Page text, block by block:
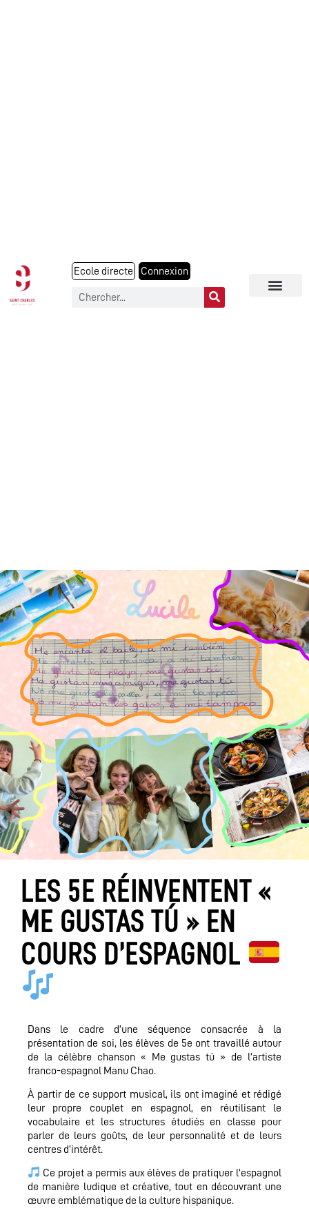
Ecole directe Connexion
LES 5E RÉINVENTENT «
ME GUSTAS TÚ » EN
COURS D’ESPAGNOL
Dans le cadre d’une séquence consacrée à la
présentation de soi, les élèves de 5e ont travaillé autour
de la célèbre chanson « Me gustas tú » de l’artiste
franco-espagnol Manu Chao.
À partir de ce support musical, ils ont imaginé et rédigé
leur propre couplet en espagnol, en réutilisant le
vocabulaire et les structures étudiés en classe pour
parler de leurs goûts, de leur personnalité et de leurs
centres d’intérêt.
Ce projet a permis aux élèves de pratiquer l’espagnol
de manière ludique et créative, tout en découvrant une
œuvre emblématique de la culture hispanique.